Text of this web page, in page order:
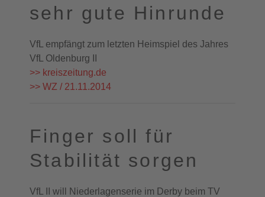
sehr gute Hinrunde
VfL empfängt zum letzten Heimspiel des Jahres
VfL Oldenburg II
>> kreiszeitung.de
>> WZ / 21.11.2014
Finger soll für
Stabilität sorgen
VfL II will Niederlagenserie im Derby beim TV